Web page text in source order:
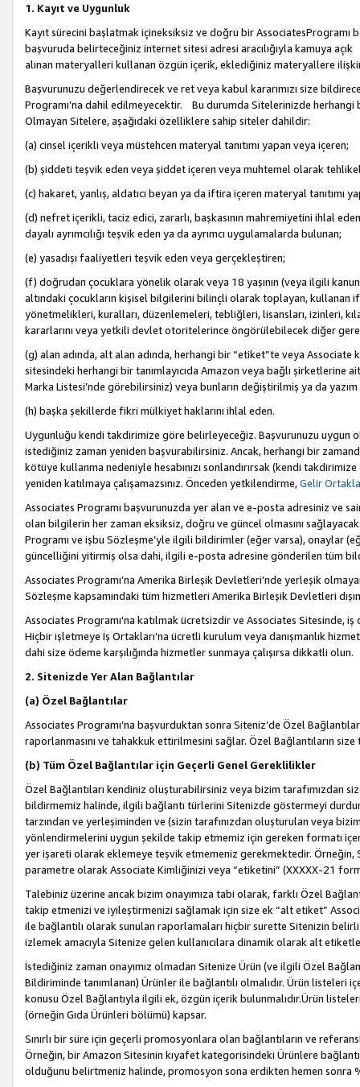
1. Kayıt ve Uygunluk
Kayıt sürecini başlatmak içineksiksiz ve doğru bir AssociatesProgramı
başvuruda belirteceğiniz internet sitesi adresi aracılığıyla kamuya
alınan materyalleri kullanan özgün içerik, eklediğiniz materyallere
Başvurunuzu değerlendirecek ve ret veya kabul kararımızı size
Programı’na dahil edilmeyecektir. Bu durumda Sitelerinizde herhangi
Olmayan Sitelere, aşağıdaki özelliklere sahip siteler dahildir:
(a) cinsel içerikli veya müstehcen materyal tanıtımı yapan veya içeren;
(b) şiddeti teşvik eden veya şiddet içeren veya muhtemel olarak
(c) hakaret, yanlış, aldatıcı beyan ya da iftira içeren materyal tanıtımı
(d) nefret içerikli, taciz edici, zararlı, başkasının mahremiyetini ihlal
dayalı ayrımcılığı teşvik eden ya da ayrımcı uygulamalarda bulunan;
(e) yasadışı faaliyetleri teşvik eden veya gerçekleştiren;
(f) doğrudan çocuklara yönelik olarak veya 18 yaşının (veya ilgili
altındaki çocukların kişisel bilgilerini bilinçli olarak toplayan, kullanan
yönetmelikleri, kuralları, düzenlemeleri, tebliğleri, lisansları, izinleri,
kararlarını veya yetkili devlet otoritelerince öngörülebilecek diğer
(g) alan adında, alt alan adında, herhangi bir “etiket”te veya
sitesindeki herhangi bir tanımlayıcıda Amazon veya bağlı şirketlerine
Marka Listesi’nde görebilirsiniz) veya bunların değiştirilmiş ya da
(h) başka şekillerde fikri mülkiyet haklarını ihlal eden.
Uygunluğu kendi takdirimize göre belirleyeceğiz. Başvurunuzu uygun
istediğiniz zaman yeniden başvurabilirsiniz. Ancak, herhangi bir
kötüye kullanma nedeniyle hesabınızı sonlandırırsak (kendi
yeniden katılmaya çalışamazsınız. Önceden yetkilendirme,Gelir
Associates Programı başvurunuzda yer alan ve e-posta adresiniz ve
olan bilgilerin her zaman eksiksiz, doğru ve güncel olmasını
Programı ve işbu Sözleşme’yle ilgili bildirimler (eğer varsa), onaylar
güncelliğini yitirmiş olsa dahi, ilgili e-posta adresine gönderilen tüm
Associates Programı’na Amerika Birleşik Devletleri’nde yerleşik
Sözleşme kapsamındaki tüm hizmetleri Amerika Birleşik Devletleri
Associates Programı'na katılmak ücretsizdir ve Associates Sitesinde,
Hiçbir işletmeye İş Ortakları’na ücretli kurulum veya danışmanlık
dahi size ödeme karşılığında hizmetler sunmaya çalışırsa dikkatli olun.
2. Sitenizde Yer Alan Bağlantılar
(a) Özel Bağlantılar
Associates Programı’na başvurduktan sonra Siteniz’de Özel
raporlanmasını ve tahakkuk ettirilmesini sağlar. Özel Bağlantıların
(b) Tüm Özel Bağlantılar için Geçerli Genel Gereklilikler
Özel Bağlantıları kendiniz oluşturabilirsiniz veya bizim tarafımızdan
bildirmemiz halinde, ilgili bağlantı türlerini Sitenizde göstermeyi
tarzından ve yerleşiminden ve (sizin tarafınızdan oluşturulan veya
yönlendirmelerini uygun şekilde takip etmemiz için gereken formatı
yer işareti olarak eklemeye teşvik etmemeniz gerekmektedir. Örneğin,
parametre olarak Associate Kimliğinizi veya “etiketini” (XXXXX-21
Talebiniz üzerine ancak bizim onayımıza tabi olarak, farklı Özel
takip etmenizi ve iyileştirmenizi sağlamak için size ek “alt etiket”
ile bağlantılı olarak sunulan raporlamaları hiçbir surette Sitenizin belirli
izlemek amacıyla Sitenize gelen kullanıcılara dinamik olarak alt
İstediğiniz zaman onayımız olmadan Sitenize Ürün (ve ilgili Özel
Bildiriminde tanımlanan) Ürünler ile bağlantılı olmalıdır. Ürün listeleri
konusu Özel Bağlantıyla ilgili ek, özgün içerik bulunmalıdır.Ürün
(örneğin Gıda Ürünleri bölümü) kapsar.
Sınırlı bir süre için geçerli promosyonlara olan bağlantıların ve
Örneğin, bir Amazon Sitesinin kıyafet kategorisindeki Ürünlere
olduğunu belirtmeniz halinde, promosyon sona erdikten hemen sonra